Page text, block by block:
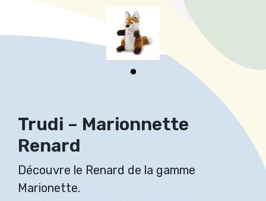
Trudi – Marionnette
Renard
Découvre le Renard de la gamme
Marionette.